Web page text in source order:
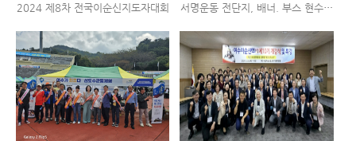
2024 제8차 전국이순신지도자대회 서명운동 전단지, 배너. 부스 현수막 등